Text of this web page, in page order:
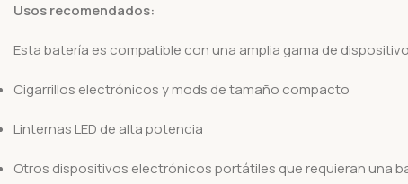
Usos recomendados:
Esta batería es compatible con una amplia gama de
Cigarrillos electrónicos y mods de tamaño compacto
Linternas LED de alta potencia
Otros dispositivos electrónicos portátiles que requieran una